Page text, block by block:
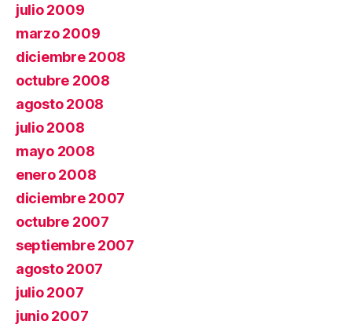
julio 2009
marzo 2009
diciembre 2008
octubre 2008
agosto 2008
julio 2008
mayo 2008
enero 2008
diciembre 2007
octubre 2007
septiembre 2007
agosto 2007
julio 2007
junio 2007